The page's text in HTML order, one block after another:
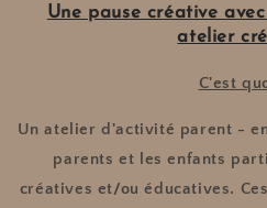
Une pause créative
atelier
C'est
Un atelier d'activité parent -
parents et les enfants
créatives et/ou éducatives.